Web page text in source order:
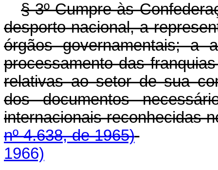
§ 3º Cumpre às
desporto nacional, a
órgãos governamentais; a
processamento das
relativas ao setor de sua
dos documentos
internacionais
nº 4.638, de 1965)
1966)